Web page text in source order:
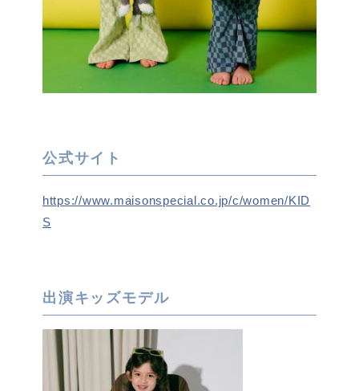
公式サイト
https://www.maisonspecial.co.jp/c/women/KID
S
出演キッズモデル